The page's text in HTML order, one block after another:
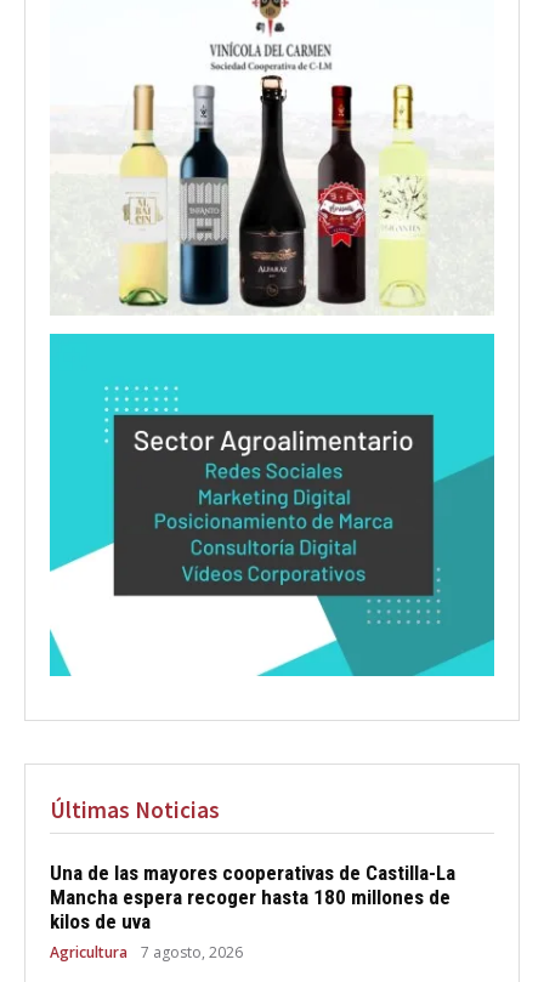
Últimas Noticias
Una de las mayores cooperativas de Castilla-La
Mancha espera recoger hasta 180 millones de
kilos de uva
Agricultura 7 agosto, 2026